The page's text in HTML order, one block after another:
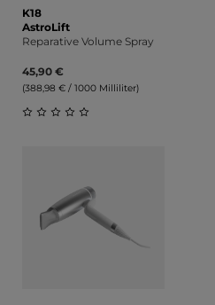
K18
AstroLift
Reparative Volume Spray
45,90 €
(388,98 € / 1000 Milliliter)